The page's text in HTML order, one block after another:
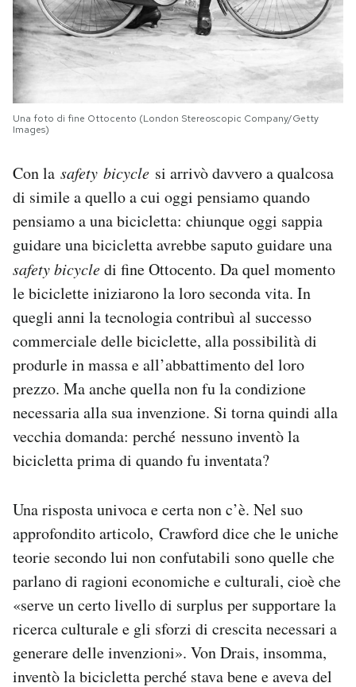
Una foto di fine Ottocento (London Stereoscopic Company/Getty
Images)
Con la safety bicycle si arrivò davvero a qualcosa
di simile a quello a cui oggi pensiamo quando
pensiamo a una bicicletta: chiunque oggi sappia
guidare una bicicletta avrebbe saputo guidare una
safety bicycledi fine Ottocento. Da quel momento
le biciclette iniziarono la loro seconda vita. In
quegli anni la tecnologia contribuì al successo
commerciale delle biciclette, alla possibilità di
produrle in massa e all’abbattimento del loro
prezzo. Ma anche quella non fu la condizione
necessaria alla sua invenzione. Si torna quindi alla
vecchia domanda: perché nessuno inventò la
bicicletta prima di quando fu inventata?
Una risposta univoca e certa non c’è. Nel suo
approfondito articolo, Crawford dice che le uniche
teorie secondo lui non confutabili sono quelle che
parlano di ragioni economiche e culturali, cioè che
«serve un certo livello di surplus per supportare la
ricerca culturale e gli sforzi di crescita necessari a
generare delle invenzioni». Von Drais, insomma,
inventò la bicicletta perché stava bene e aveva del